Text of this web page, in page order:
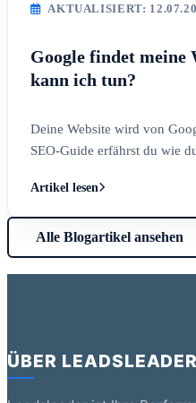
AKTUALISIERT:
Google findet meine
kann ich tun?
Deine Website wird von
SEO-Guide erfährst du wie
Artikel lesen
Alle Blogartikel ansehen
ÜBER LEADSLEADER